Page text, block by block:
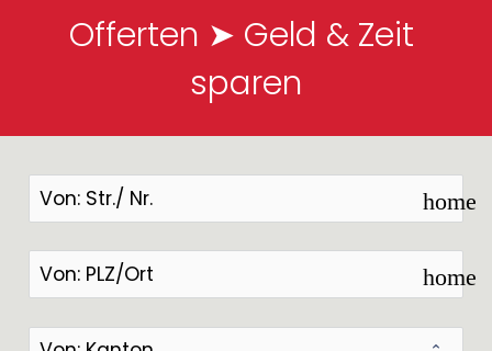
Offerten ➤ Geld & Zeit
sparen
home
home